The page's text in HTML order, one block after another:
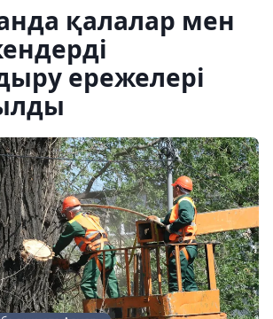
қалалар мен
ережелері